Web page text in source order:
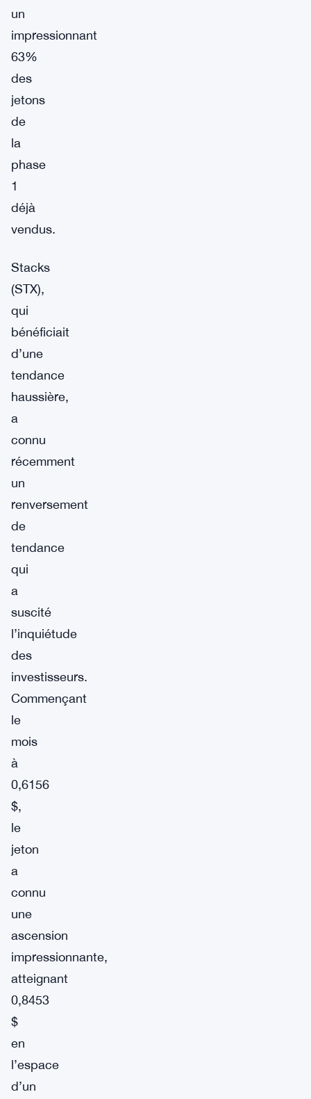
un
impressionnant
63%
des
jetons
de
la
phase
1
déjà
vendus.
Stacks
(STX),
qui
bénéficiait
d’une
tendance
haussière,
a
connu
récemment
un
renversement
de
tendance
qui
a
suscité
l’inquiétude
des
investisseurs.
Commençant
le
mois
à
0,6156
$,
le
jeton
a
connu
une
ascension
impressionnante,
atteignant
0,8453
$
en
l’espace
d’un